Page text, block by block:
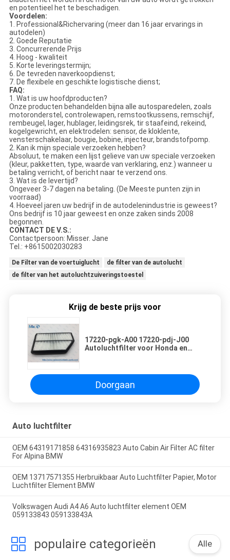
en potentieel het te beschadigen.
Voordelen:
1. Professional&Richervaring (meer dan 16 jaar ervarings in
autodelen)
2. Goede Reputatie
3. Concurrerende Prijs
4. Hoog - kwaliteit
5. Korte leveringstermijn;
6. De tevreden naverkoopdienst;
7. De flexibele en geschikte logistische dienst;
FAQ:
1. Wat is uw hoofdproducten?
Onze producten behandelden bijna alle autosparedelen, zoals
motoronderstel, controlewapen, remstootkussens, remschijf,
rembeugel, lager, hublager, leidingsrek, tir staafeind, rekeind,
kogelgewricht, en elektrodelen: sensor, de kloklente,
vensterschakelaar, bougie, bobine, injecteur, brandstofpomp.
2. Kan ik mijn speciale verzoeken hebben?
Absoluut, te maken een lijst gelieve van uw speciale verzoeken
(kleur, pakketten, type, waarde van verklaring, enz.) wanneer u
betaling verricht, of bericht naar te verzend ons.
3. Wat is de levertijd?
Ongeveer 3-7 dagen na betaling. (De Meeste punten zijn in
voorraad)
4. Hoeveel jaren uw bedrijf in de autodelenindustrie is geweest?
Ons bedrijf is 10 jaar geweest en onze zaken sinds 2008
begonnen.
CONTACT DE V.S.:
Contactpersoon: Misser. Jane
Tel.: +8615002030283
De Filter van de voertuiglucht
de filter van de autolucht
de filter van het autoluchtzuiveringstoestel
Krijg de beste prijs voor
17220-pgk-A00 17220-pdj-J00
Autoluchtfilter voor Honda en
Doorgaan
Auto luchtfilter
OEM 64319171858 64316935823 Auto Cabin Air Filter AC filter
For Alpina BMW
OEM 13717571355 Herbruikbaar Auto Luchtfilter Papier, Motor
Luchtfilter Element BMW
Volkswagen Audi A4 A6 Auto luchtfilter element OEM
059133843 059133843A
populaire categorieën Alle